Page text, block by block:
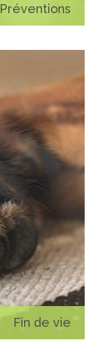
Préventions
Fin de vie